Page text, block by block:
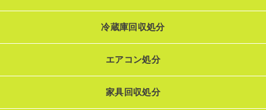
冷蔵庫回収処分
エアコン処分
家具回収処分